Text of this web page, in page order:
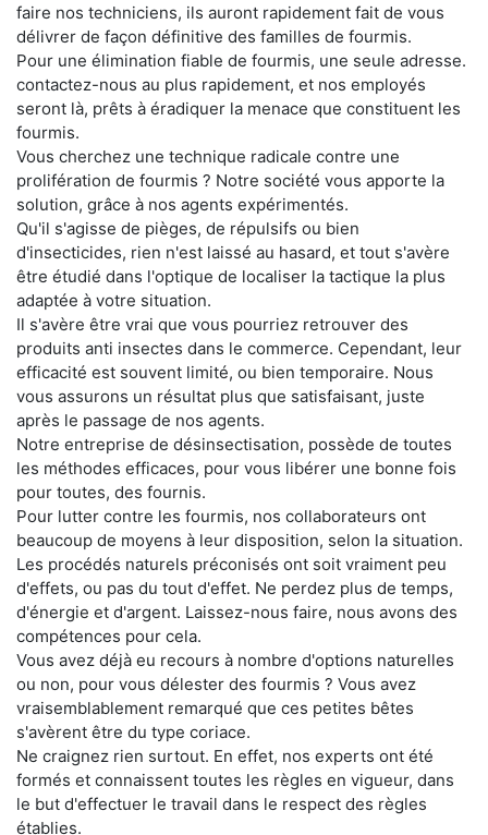
faire nos techniciens, ils auront rapidement fait de vous
délivrer de façon définitive des familles de fourmis.
Pour une élimination fiable de fourmis, une seule adresse.
contactez-nous au plus rapidement, et nos employés
seront là, prêts à éradiquer la menace que constituent les
fourmis.
Vous cherchez une technique radicale contre une
prolifération de fourmis ? Notre société vous apporte la
solution, grâce à nos agents expérimentés.
Qu'il s'agisse de pièges, de répulsifs ou bien
d'insecticides, rien n'est laissé au hasard, et tout s'avère
être étudié dans l'optique de localiser la tactique la plus
adaptée à votre situation.
Il s'avère être vrai que vous pourriez retrouver des
produits anti insectes dans le commerce. Cependant, leur
efficacité est souvent limité, ou bien temporaire. Nous
vous assurons un résultat plus que satisfaisant, juste
après le passage de nos agents.
Notre entreprise de désinsectisation, possède de toutes
les méthodes efficaces, pour vous libérer une bonne fois
pour toutes, des fournis.
Pour lutter contre les fourmis, nos collaborateurs ont
beaucoup de moyens à leur disposition, selon la situation.
Les procédés naturels préconisés ont soit vraiment peu
d'effets, ou pas du tout d'effet. Ne perdez plus de temps,
d'énergie et d'argent. Laissez-nous faire, nous avons des
compétences pour cela.
Vous avez déjà eu recours à nombre d'options naturelles
ou non, pour vous délester des fourmis ? Vous avez
vraisemblablement remarqué que ces petites bêtes
s'avèrent être du type coriace.
Ne craignez rien surtout. En effet, nos experts ont été
formés et connaissent toutes les règles en vigueur, dans
le but d'effectuer le travail dans le respect des règles
établies.